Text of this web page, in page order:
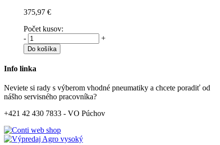
375,97 €
Počet kusov:
-
+
Do košíka
Info linka
Neviete si rady s výberom vhodné pneumatiky a chcete poradiť od
nášho servisného pracovníka?
+421 42 430 7833 - VO Púchov